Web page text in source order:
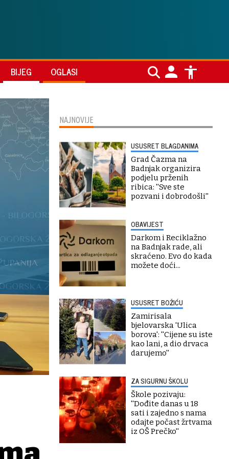
BIJEG OGLASI
NAJNOVIJE
USUSRET BLAGDANIMA
Grad Čazma na
Badnjak organizira
podjelu prženih
ribica: ''Sve ste
pozvani i dobrodošli''
OBAVIJEST
Darkom i Reciklažno
na Badnjak rade, ali
skraćeno. Evo do kada
možete doći...
USUSRET BOŽIĆU
Zamirisala
bjelovarska 'Ulica
borova': ''Cijene su iste
kao lani, a dio drvaca
darujemo''
ZA SIGURNU ŠKOLU
Škole pozivaju:
''Dođite danas u 18
sati i zajedno s nama
odajte počast žrtvama
iz OŠ Prečko''